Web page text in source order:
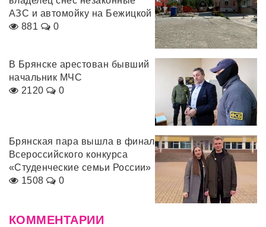
АЗС и автомойку на Бежицкой
881
0
В Брянске арестован бывший
начальник МЧС
2120
0
Брянская пара вышла в финал
Всероссийского конкурса
«Студенческие семьи России»
1508
0
КОММЕНТАРИИ